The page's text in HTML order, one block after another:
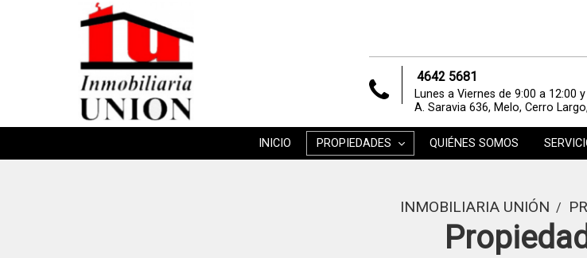
4642 5681
Lunes a Viernes de 9:00 a 12:00
A. Saravia 636, Melo, Cerro
INICIO PROPIEDADES QUIÉNES SOMOS
INMOBILIARIA UNIÓN /